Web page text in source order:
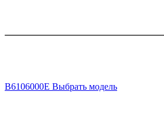
B6106000E Выбрать модель